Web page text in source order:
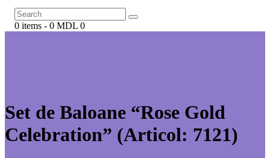
0 items - 0 MDL 0
Set de Baloane “Rose Gold
Celebration” (Articol: 7121)